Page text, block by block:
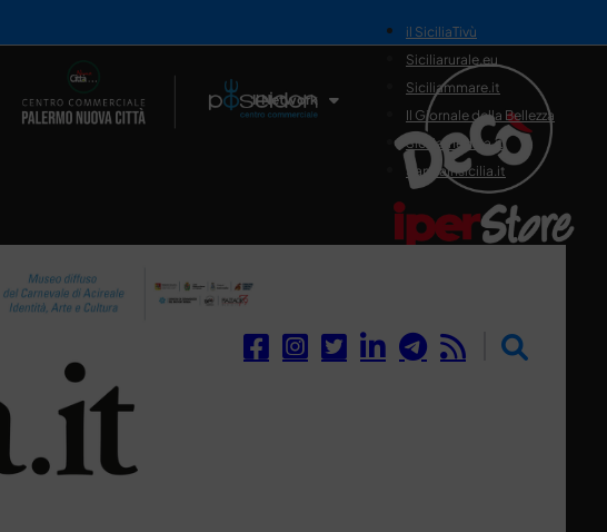
Il Network
il SiciliaTivù
Siciliarurale.eu
Siciliammare.it
Il Giornale della Bellezza
Siciliamedica.it
Sanitainsicilia.it